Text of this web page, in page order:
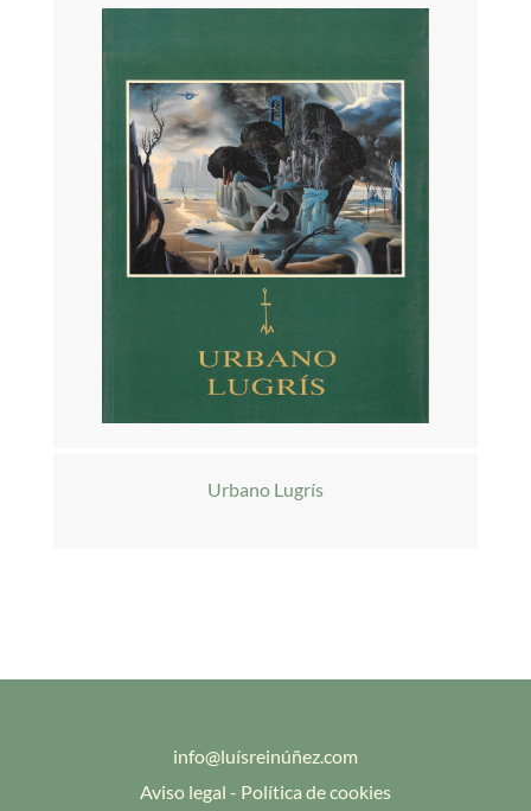
Urbano Lugrís
info@luísreinúñez.com
Aviso legal - Política de cookies